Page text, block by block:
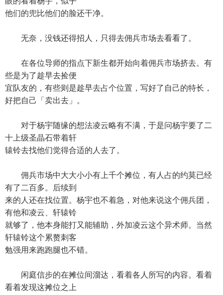
他们的兜比他们的脸还干净。
无奈，没钱还得招人，只得去佣兵市场去看看了。
在各位导师的指点下新生都开始向着佣兵市场挤去。有
些是为了趁早去捡便
宜队友的，有些则是趁早去占个位置，写好了自己的特长，
好把自己「卖出去」。
对于杨宇随缘的想法凌云略有不满，于是问杨宇要了二
十上级圣晶石带着轩
辕铃去找他们觉得合适的人去了。
佣兵市场中大大小小有上千个摊位，有人占的约莫已经
有了二百多。后续到
来的人还在找位置。杨宇也不着急，对他来说这个佣兵团，
有他和凌云、轩辕铃
就够了，他本身能打又能辅助，外加凌云这个异术师。当然
轩辕铃这个累赘刺客
勉强用来跑跑腿也不错。
闲庭信步的在摊位间溜达，看着各人所写的内容。看着
看着发现这摊位之上